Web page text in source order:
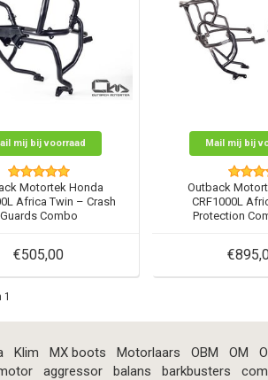
mij bij voorraad
Motortek Honda
Africa Twin – Crash
Guards Combo
€505,00
Mail mij bij
Outback
CRF1000L
Protection
1
Klim MX boots Motorlaars OBM OM
aggressor balans barkbusters